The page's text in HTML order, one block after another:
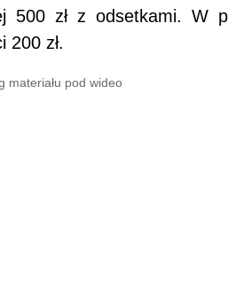
500 zł z odsetkami. W
200 zł.
materiału pod wideo